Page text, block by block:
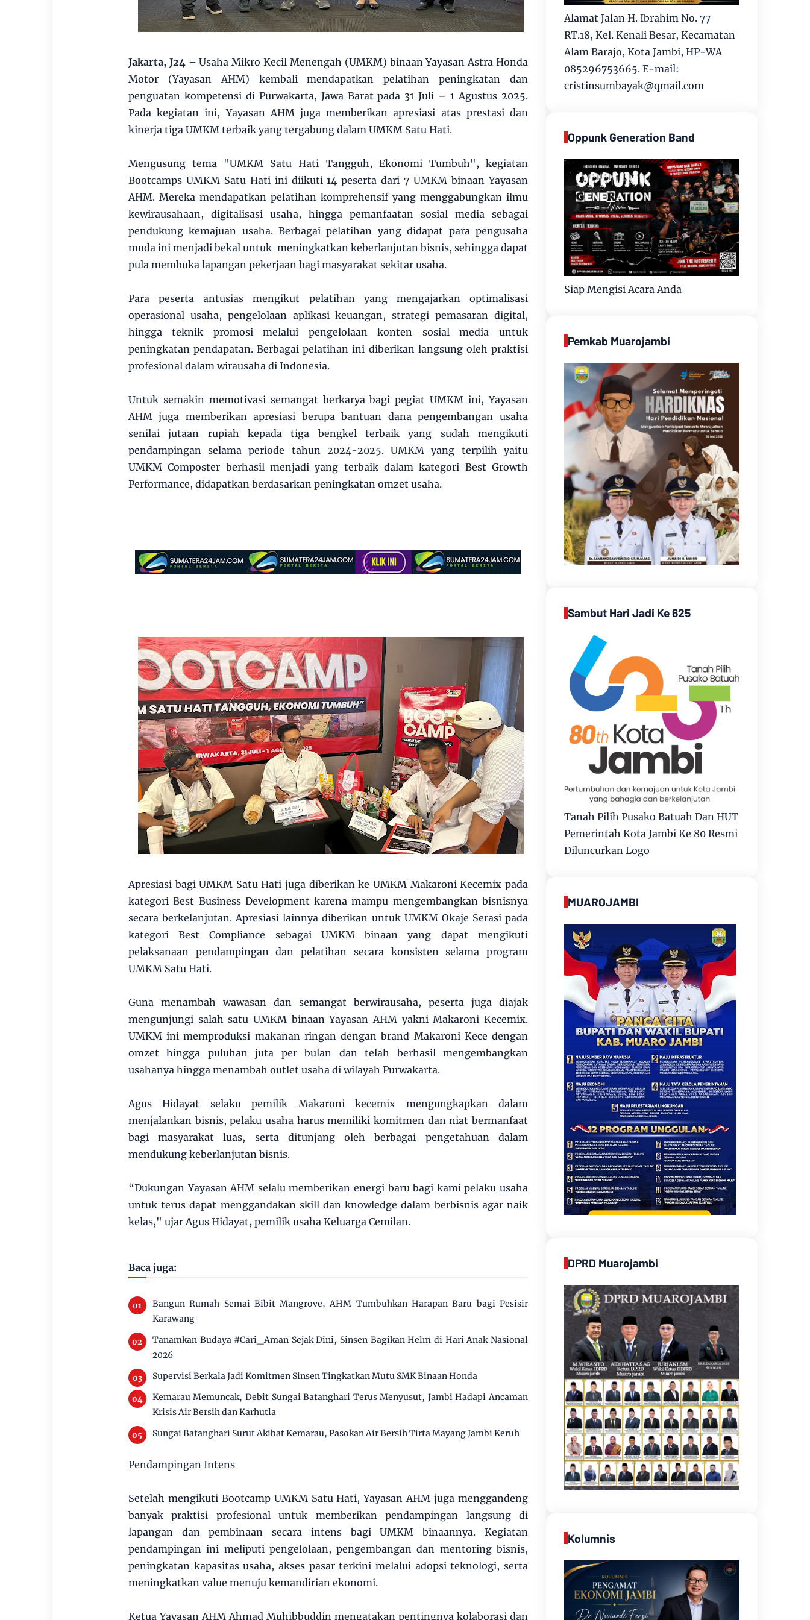
Jakarta, J24 –Usaha Mikro Kecil Menengah (UMKM) binaan Yayasan Astra Honda
Motor (Yayasan AHM) kembali mendapatkan pelatihan peningkatan dan
penguatan kompetensi di Purwakarta, Jawa Barat pada 31 Juli – 1 Agustus 2025.
Pada kegiatan ini, Yayasan AHM juga memberikan apresiasi atas prestasi dan
kinerja tiga UMKM terbaik yang tergabung dalam UMKM Satu Hati.
Mengusung tema "UMKM Satu Hati Tangguh, Ekonomi Tumbuh", kegiatan
Bootcamps UMKM Satu Hati ini diikuti 14 peserta dari 7 UMKM binaan Yayasan
AHM. Mereka mendapatkan pelatihan komprehensif yang menggabungkan ilmu
kewirausahaan, digitalisasi usaha, hingga pemanfaatan sosial media sebagai
pendukung kemajuan usaha. Berbagai pelatihan yang didapat para pengusaha
muda ini menjadi bekal untuk meningkatkan keberlanjutan bisnis, sehingga dapat
pula membuka lapangan pekerjaan bagi masyarakat sekitar usaha.
Para peserta antusias mengikut pelatihan yang mengajarkan optimalisasi
operasional usaha, pengelolaan aplikasi keuangan, strategi pemasaran digital,
hingga teknik promosi melalui pengelolaan konten sosial media untuk
peningkatan pendapatan. Berbagai pelatihan ini diberikan langsung oleh praktisi
profesional dalam wirausaha di Indonesia.
Untuk semakin memotivasi semangat berkarya bagi pegiat UMKM ini, Yayasan
AHM juga memberikan apresiasi berupa bantuan dana pengembangan usaha
senilai jutaan rupiah kepada tiga bengkel terbaik yang sudah mengikuti
pendampingan selama periode tahun 2024-2025. UMKM yang terpilih yaitu
UMKM Composter berhasil menjadi yang terbaik dalam kategori Best Growth
Performance, didapatkan berdasarkan peningkatan omzet usaha.
Apresiasi bagi UMKM Satu Hati juga diberikan ke UMKM Makaroni Kecemix pada
kategori Best Business Development karena mampu mengembangkan bisnisnya
secara berkelanjutan. Apresiasi lainnya diberikan untuk UMKM Okaje Serasi pada
kategori Best Compliance sebagai UMKM binaan yang dapat mengikuti
pelaksanaan pendampingan dan pelatihan secara konsisten selama program
UMKM Satu Hati.
Guna menambah wawasan dan semangat berwirausaha, peserta juga diajak
mengunjungi salah satu UMKM binaan Yayasan AHM yakni Makaroni Kecemix.
UMKM ini memproduksi makanan ringan dengan brand Makaroni Kece dengan
omzet hingga puluhan juta per bulan dan telah berhasil mengembangkan
usahanya hingga menambah outlet usaha di wilayah Purwakarta.
Agus Hidayat selaku pemilik Makaroni kecemix mengungkapkan dalam
menjalankan bisnis, pelaku usaha harus memiliki komitmen dan niat bermanfaat
bagi masyarakat luas, serta ditunjang oleh berbagai pengetahuan dalam
mendukung keberlanjutan bisnis.
“Dukungan Yayasan AHM selalu memberikan energi baru bagi kami pelaku usaha
untuk terus dapat menggandakan skill dan knowledge dalam berbisnis agar naik
kelas," ujar Agus Hidayat, pemilik usaha Keluarga Cemilan.
Baca juga:
Bangun Rumah Semai Bibit Mangrove, AHM Tumbuhkan Harapan Baru bagi Pesisir
Karawang
Tanamkan Budaya #Cari_Aman Sejak Dini, Sinsen Bagikan Helm di Hari Anak Nasional
2026
Supervisi Berkala Jadi Komitmen Sinsen Tingkatkan Mutu SMK Binaan Honda
Kemarau Memuncak, Debit Sungai Batanghari Terus Menyusut, Jambi Hadapi Ancaman
Krisis Air Bersih dan Karhutla
Sungai Batanghari Surut Akibat Kemarau, Pasokan Air Bersih Tirta Mayang Jambi Keruh
Pendampingan Intens
Setelah mengikuti Bootcamp UMKM Satu Hati, Yayasan AHM juga menggandeng
banyak praktisi profesional untuk memberikan pendampingan langsung di
lapangan dan pembinaan secara intens bagi UMKM binaannya. Kegiatan
pendampingan ini meliputi pengelolaan, pengembangan dan mentoring bisnis,
peningkatan kapasitas usaha, akses pasar terkini melalui adopsi teknologi, serta
meningkatkan value menuju kemandirian ekonomi.
Ketua Yayasan AHM Ahmad Muhibbuddin mengatakan pentingnya kolaborasi dan
Alamat Jalan H. Ibrahim No. 77
RT.18, Kel. Kenali Besar, Kecamatan
Alam Barajo, Kota Jambi, HP-WA
085296753665. E-mail:
cristinsumbayak@qmail.com
Oppunk Generation Band
Siap Mengisi Acara Anda
Pemkab Muarojambi
Sambut Hari Jadi Ke 625
Tanah Pilih Pusako Batuah Dan HUT
Pemerintah Kota Jambi Ke 80 Resmi
Diluncurkan Logo
MUAROJAMBI
DPRD Muarojambi
Kolumnis